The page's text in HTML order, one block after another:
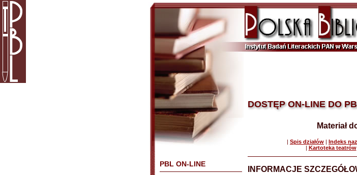
PBL ON-LINE
DOSTĘP ON-LINE DO
Materiał
| Spis działów | Indeks
| Kartoteka teatrów
INFORMACJE